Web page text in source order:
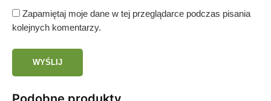
Zapamiętaj moje dane w tej przeglądarce podczas pisania
kolejnych komentarzy.